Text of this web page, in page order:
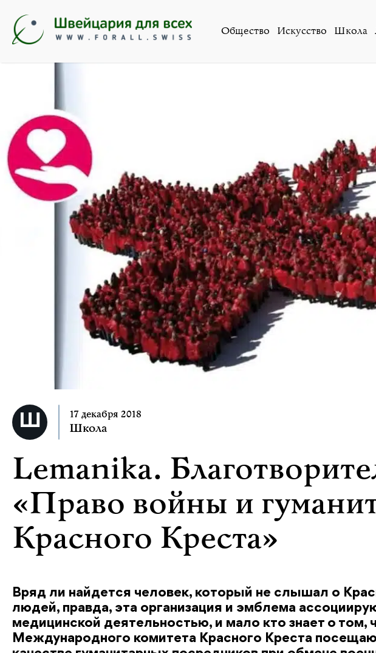
Общество Искусство Школа
Lemanika. Благотворительная
17 декабря 2018
Школа
Lemanika.
«Право войны и
Красного Креста»
Вряд ли найдется человек, который не слышал о
людей, правда, эта организация и эмблема
медицинской деятельностью, и мало кто знает о том,
Международного комитета Красного Креста